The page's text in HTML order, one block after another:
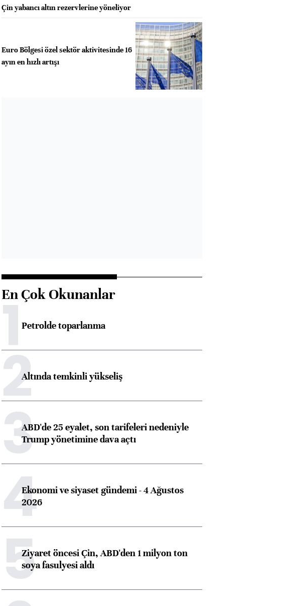
Çin yabancı altın rezervlerine yöneliyor
Euro Bölgesi özel sektör aktivitesinde 16
ayın en hızlı artışı
En Çok Okunanlar
1Petrolde toparlanma
2Altında temkinli yükseliş
3ABD'de 25 eyalet, son tarifeleri nedeniyle
Trump yönetimine dava açtı
4Ekonomi ve siyaset gündemi - 4 Ağustos
2026
5Ziyaret öncesi Çin, ABD'den 1 milyon ton
soya fasulyesi aldı